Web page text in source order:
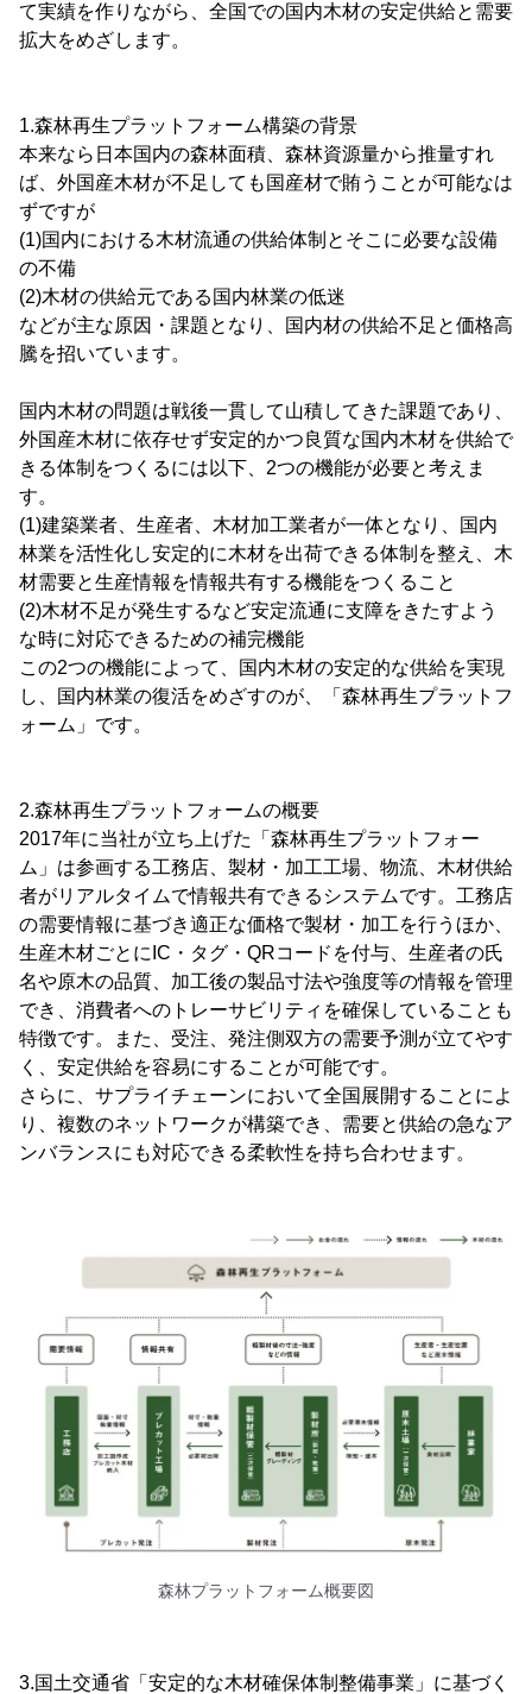
て実績を作りながら、全国での国内木材の安定供給と需要
拡大をめざします。
1.森林再生プラットフォーム構築の背景
本来なら日本国内の森林面積、森林資源量から推量すれ
ば、外国産木材が不足しても国産材で賄うことが可能なは
ずですが
(1)国内における木材流通の供給体制とそこに必要な設備
の不備
(2)木材の供給元である国内林業の低迷
などが主な原因・課題となり、国内材の供給不足と価格高
騰を招いています。
国内木材の問題は戦後一貫して山積してきた課題であり、
外国産木材に依存せず安定的かつ良質な国内木材を供給で
きる体制をつくるには以下、2つの機能が必要と考えま
す。
(1)建築業者、生産者、木材加工業者が一体となり、国内
林業を活性化し安定的に木材を出荷できる体制を整え、木
材需要と生産情報を情報共有する機能をつくること
(2)木材不足が発生するなど安定流通に支障をきたすよう
な時に対応できるための補完機能
この2つの機能によって、国内木材の安定的な供給を実現
し、国内林業の復活をめざすのが、「森林再生プラットフ
ォーム」です。
2.森林再生プラットフォームの概要
2017年に当社が立ち上げた「森林再生プラットフォー
ム」は参画する工務店、製材・加工工場、物流、木材供給
者がリアルタイムで情報共有できるシステムです。工務店
の需要情報に基づき適正な価格で製材・加工を行うほか、
生産木材ごとにIC・タグ・QRコードを付与、生産者の氏
名や原木の品質、加工後の製品寸法や強度等の情報を管理
でき、消費者へのトレーサビリティを確保していることも
特徴です。また、受注、発注側双方の需要予測が立てやす
く、安定供給を容易にすることが可能です。
さらに、サプライチェーンにおいて全国展開することによ
り、複数のネットワークが構築でき、需要と供給の急なア
ンバランスにも対応できる柔軟性を持ち合わせます。
森林プラットフォーム概要図
3.国土交通省「安定的な木材確保体制整備事業」に基づく